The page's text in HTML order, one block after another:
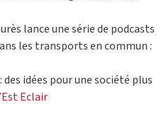
lance une série de podcasts
les transports en commun :
des idées pour une société plus
Eclair